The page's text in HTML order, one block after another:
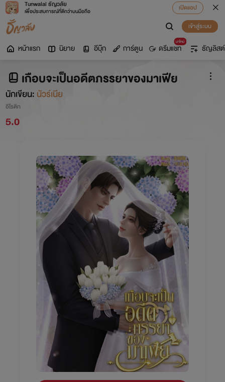
Tunwalai ธัญวลัย
เพื่อประสบการณ์ที่ดีกว่าบนมือถือ
เปิดแอป
เข้าสู่ระบบ
หน้าแรก นิยาย อีบุ๊ก การ์ตูน
มาใหม่
ดรีมแชท ธัญลิสต์
เกือบจะเป็นอดีตภรรยาของมาเฟีย
นักเขียน: นัวร์เนีย
อีโรติก
5.0